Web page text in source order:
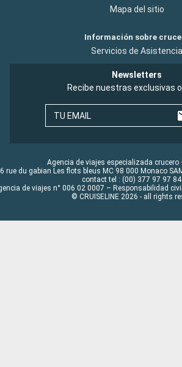
Mapa del sitio
Información sobre
Servicios de Asistencia
Newsletters
Recibe nuestras exclusivas
TU EMAIL
Agencia de viajes especializada crucero
rue du gabian Les flots bleus MC 98 000 Monaco
contact tel : (00) 377 97 97
de viajes n° 006 02 0007 – Responsabilidad
© CRUISELINE 2026 - all rights